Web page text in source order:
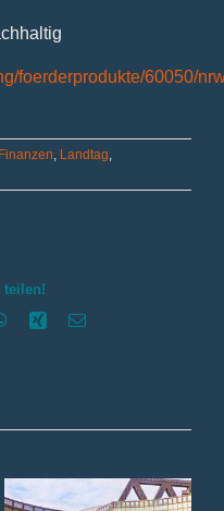
foerderprodukte/60050/
Finanzen Landtag
teilen!
WhatsApp
Xing E-